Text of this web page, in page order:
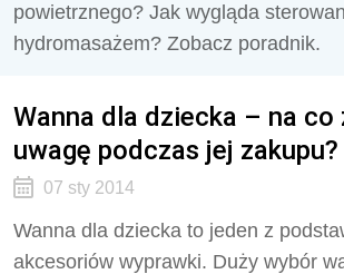
powietrznego? Jak wygląda
hydromasażem? Zobacz poradnik.
Wanna dla dziecka – na co
uwagę podczas jej zakupu?
07 sty 2014
Wanna dla dziecka to jeden z
akcesoriów wyprawki. Duży wybór